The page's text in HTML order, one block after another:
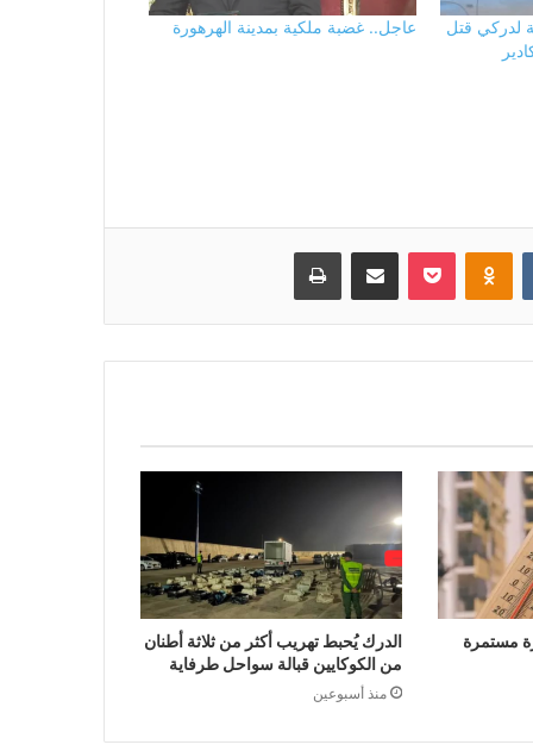
لدركي قتل
عاجل.. غضبة ملكية بمدينة الهرهورة
Odnoklassniki
بوكيت مشاركة عبر البريد طباعة
مستمرة
الدرك يُحبط تهريب أكثر من ثلاثة أطنان
من الكوكايين قبالة سواحل طرفاية
منذ أسبوعين